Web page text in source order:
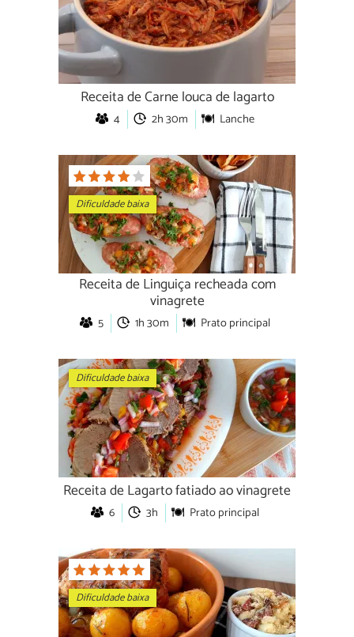
Receita de Carne louca de lagarto
4 2h 30m Lanche
Dificuldade baixa
Receita de Linguiça recheada com
vinagrete
5 1h 30m Prato principal
Dificuldade baixa
Receita de Lagarto fatiado ao vinagrete
6 3h Prato principal
Dificuldade baixa